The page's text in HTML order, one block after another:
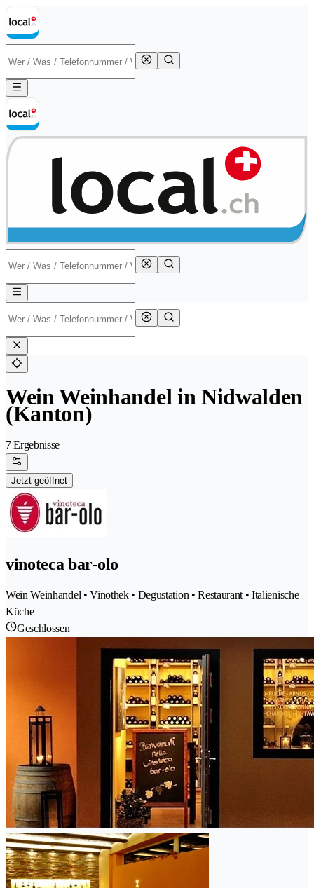
Wein Weinhandel in Nidwalden
(Kanton)
7 Ergebnisse
Jetzt geöffnet
vinoteca bar-olo
Wein Weinhandel • Vinothek • Degustation • Restaurant • Italienische
Küche
Geschlossen